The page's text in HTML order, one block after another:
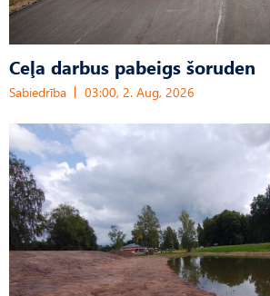
Ceļa darbus pabeigs šoruden
Sabiedrība 03:00, 2. Aug, 2026